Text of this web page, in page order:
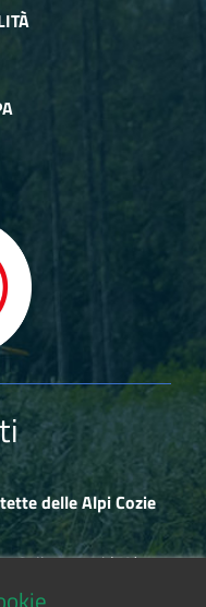
delle Alpi Cozie
Salbertrand (TO)